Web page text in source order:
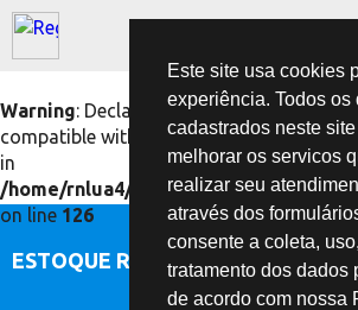
Este site usa cookies
experiência. Todos
cadastrados neste
melhorar os servicos
realizar seu
através dos
consente a coleta,
tratamento dos dados
de acordo com nossa
Warning: Declaration of
compatible with
in
/home/rnlua4/sites/
on line 126
ESTOQUE REGINA VEÍCULOS